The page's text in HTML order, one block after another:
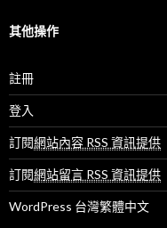
其他操作
註冊
登入
訂閱網站內容 RSS 資訊提供
訂閱網站留言 RSS 資訊提供
WordPress 台灣繁體中文